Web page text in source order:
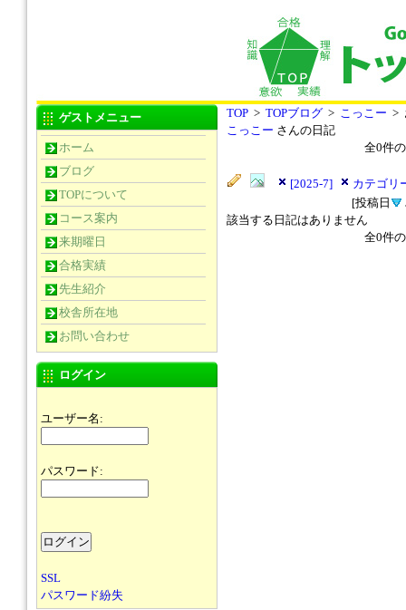
ゲストメニュー
ホーム
ブログ
TOPについて
コース案内
来期曜日
合格実績
先生紹介
校舎所在地
お問い合わせ
ログイン
ユーザー名:
パスワード:
SSL
パスワード紛失
TOP > TOPブログ > こっこー >
こっこー さんの日記
全0件
[2025-7]
カテゴリ
[投稿日
該当する日記はありません
全0件